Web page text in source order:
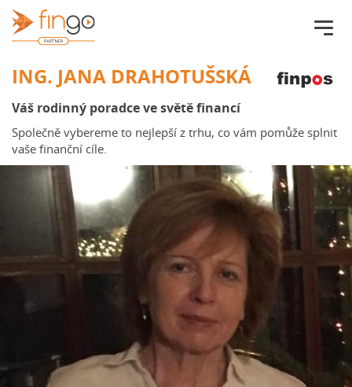
ING. JANA DRAHOTUŠSKÁ
Váš rodinný poradce ve světě financí
Společně vybereme to nejlepší z trhu, co vám pomůže splnit
vaše finanční cíle.